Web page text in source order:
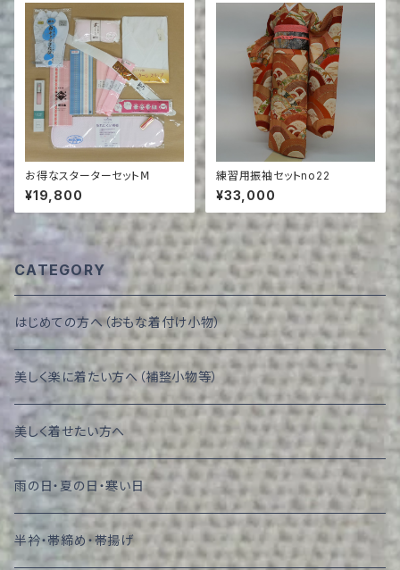
お得なスターターセットⅯ
¥19,800
練習用振袖セットno22
¥33,000
CATEGORY
はじめての方へ（おもな着付け小物）
美しく楽に着たい方へ（補整小物等）
美しく着せたい方へ
雨の日・夏の日・寒い日
半衿・帯締め・帯揚げ